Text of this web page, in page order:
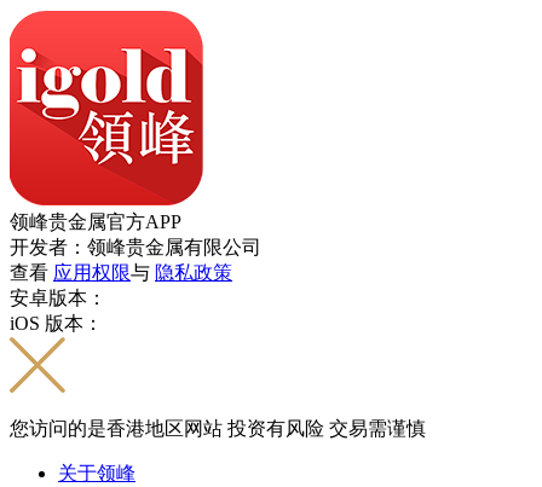
领峰贵金属官方APP
开发者：领峰贵金属有限公司
查看 应用权限与 隐私政策
安卓版本：
iOS 版本：
您访问的是香港地区网站 投资有风险 交易需谨慎
关于领峰